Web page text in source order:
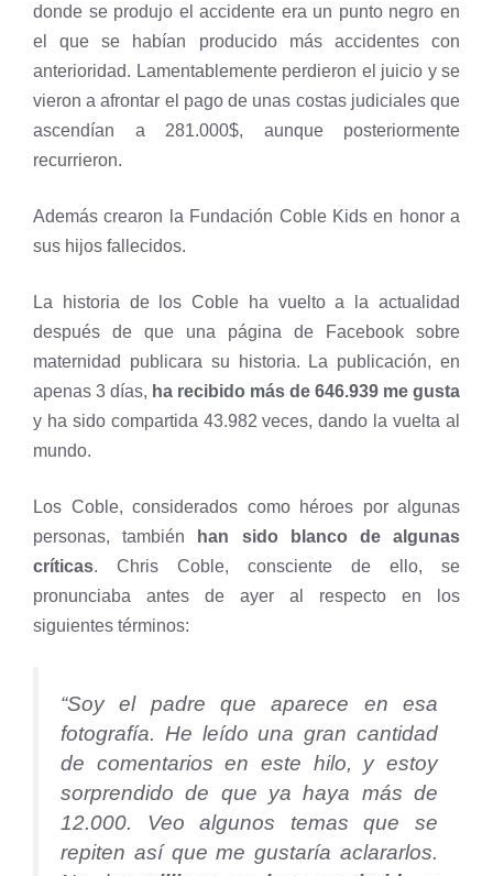
donde se produjo el accidente era un punto negro en
el que se habían producido más accidentes con
anterioridad. Lamentablemente perdieron el juicio y se
vieron a afrontar el pago de unas costas judiciales que
ascendían a 281.000$, aunque posteriormente
recurrieron.
Además crearon la Fundación Coble Kids en honor a
sus hijos fallecidos.
La historia de los Coble ha vuelto a la actualidad
después de que una página de Facebook sobre
maternidad publicara su historia. La publicación, en
apenas 3 días, ha recibido más de 646.939 me gusta
y ha sido compartida 43.982 veces, dando la vuelta al
mundo.
Los Coble, considerados como héroes por algunas
personas, también
han sido blanco de algunas
críticas. Chris Coble, consciente de ello, se
pronunciaba antes de ayer al respecto en los
siguientes términos:
“Soy el padre que aparece en esa
fotografía. He leído una gran cantidad
de comentarios en este hilo, y estoy
sorprendido de que ya haya más de
12.000. Veo algunos temas que se
repiten así que me gustaría aclararlos.